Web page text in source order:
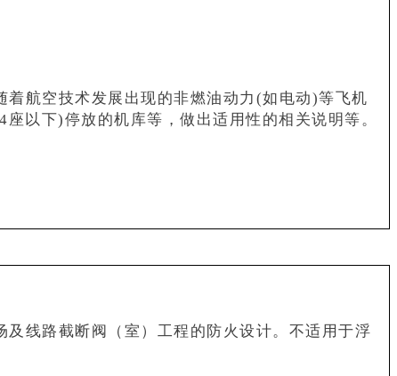
航空技术发展出现的非燃油动力(如电动)等飞机
以下)停放的机库等，做出适用性的相关说明等。
线路截断阀（室）工程的防火设计。不适用于浮